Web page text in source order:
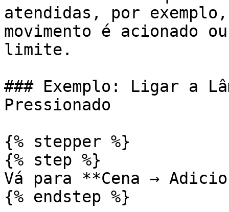
atendidas, por exemplo,
movimento é acionado
limite.
### Exemplo: Ligar a
Pressionado
{% stepper %}
{% step %}
Vá para **Cena →
{% endstep %}